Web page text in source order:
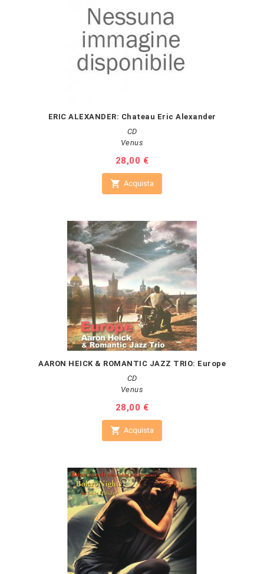
ERIC ALEXANDER: Chateau Eric Alexander
CD
Venus
Prezzo
28,00 €
 Acquista
AARON HEICK & ROMANTIC JAZZ TRIO: Europe
CD
Venus
Prezzo
28,00 €
 Acquista